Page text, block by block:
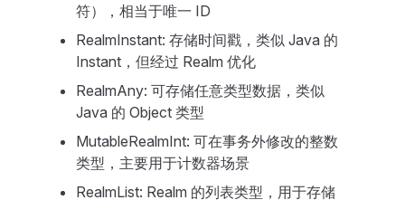
符），相当于唯一 ID
RealmInstant: 存储时间戳，类似 Java 的
Instant，但经过 Realm 优化
RealmAny: 可存储任意类型数据，类似
Java 的 Object 类型
MutableRealmInt: 可在事务外修改的整数
类型，主要用于计数器场景
RealmList: Realm 的列表类型，用于存储